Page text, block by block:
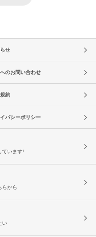
せ
のお問い合わせ
約
バシーポリシー
ています!
らから
い